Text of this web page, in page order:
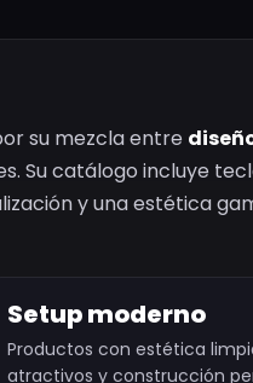
su mezcla entre
Su catálogo incluye
y una estética
Setup moderno
Productos con estética
atractivos y construcción